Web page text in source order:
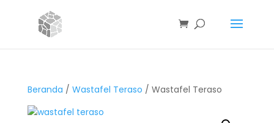
Beranda / Wastafel Teraso / Wastafel Teraso